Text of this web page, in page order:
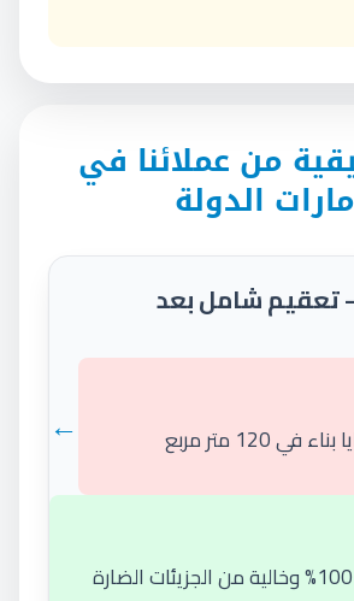
من عملائنا في
الدولة
تعقيم شامل بعد
120 متر مربع ←